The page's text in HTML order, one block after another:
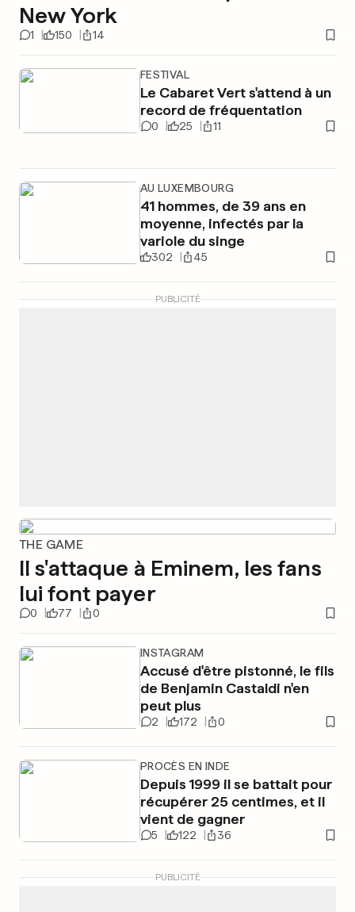
New York
1 150 14
FESTIVAL
Le Cabaret Vert s'attend à un
record de fréquentation
0 25 11
AU LUXEMBOURG
41 hommes, de 39 ans en
moyenne, infectés par la
variole du singe
302 45
PUBLICITÉ
THE GAME
Il s'attaque à Eminem, les fans
lui font payer
0 77 0
INSTAGRAM
Accusé d'être pistonné, le fils
de Benjamin Castaldi n'en
peut plus
2 172 0
PROCÈS EN INDE
Depuis 1999 il se battait pour
récupérer 25 centimes, et il
vient de gagner
5 122 36
PUBLICITÉ